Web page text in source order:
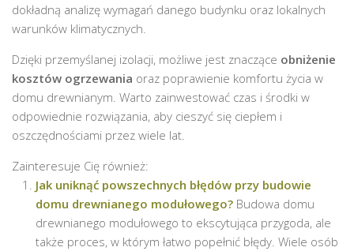
dokładną analizę wymagań danego budynku oraz lokalnych
warunków klimatycznych.
Dzięki przemyślanej izolacji, możliwe jest znaczące obniżenie
kosztów ogrzewania oraz poprawienie komfortu życia w
domu drewnianym. Warto zainwestować czas i środki w
odpowiednie rozwiązania, aby cieszyć się ciepłem i
oszczędnościami przez wiele lat.
Zainteresuje Cię również:
Jak uniknąć powszechnych błędów przy budowie
domu drewnianego modułowego? Budowa domu
drewnianego modułowego to ekscytująca przygoda, ale
także proces, w którym łatwo popełnić błędy. Wiele osób